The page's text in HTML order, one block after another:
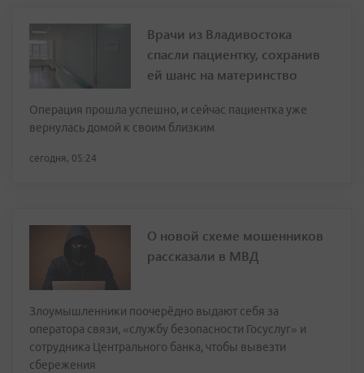
Врачи из Владивостока
спасли пациентку, сохранив
ей шанс на материнство
Операция прошла успешно, и сейчас пациентка уже
вернулась домой к своим близким
сегодня, 05:24
О новой схеме мошенников
рассказали в МВД
Злоумышленники поочерёдно выдают себя за
оператора связи, «службу безопасности Госуслуг» и
сотрудника Центрального банка, чтобы вывезти
сбережения